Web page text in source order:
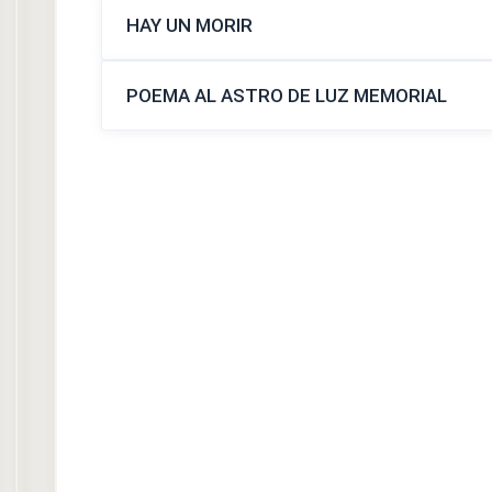
HAY UN MORIR
POEMA AL ASTRO DE LUZ MEMORIAL